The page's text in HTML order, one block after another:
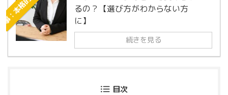
るの？【選び方がわからない方
に】
続きを見る
目次